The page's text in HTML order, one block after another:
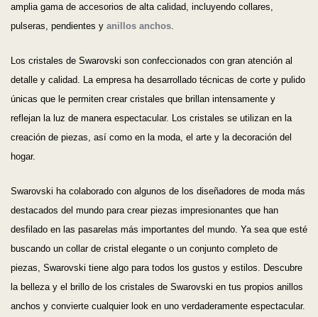
amplia gama de accesorios de alta calidad, incluyendo collares,
pulseras, pendientes y anillos anchos
Los cristales de Swarovski son confeccionados con gran atención al
detalle y calidad. La empresa ha desarrollado técnicas de corte y pulido
únicas que le permiten crear cristales que brillan intensamente y
reflejan la luz de manera espectacular. Los cristales se utilizan en la
creación de piezas, así como en la moda, el arte y la decoración del
hogar.
Swarovski ha colaborado con algunos de los diseñadores de moda más
destacados del mundo para crear piezas impresionantes que han
desfilado en las pasarelas más importantes del mundo. Ya sea que esté
buscando un collar de cristal elegante o un conjunto completo de
piezas, Swarovski tiene algo para todos los gustos y estilos. Descubre
la belleza y el brillo de los cristales de Swarovski en tus propios anillos
anchos y convierte cualquier look en uno verdaderamente espectacular.